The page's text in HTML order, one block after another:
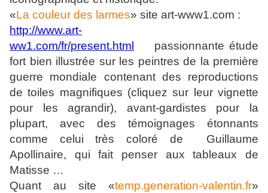
«La couleur des larmes» site art-www1.com :
http://www.art-
ww1.com/fr/present.html
passionnante étude
fort bien illustrée sur les peintres de la première
guerre mondiale contenant des reproductions
de toiles magnifiques (cliquez sur leur vignette
pour les agrandir), avant-gardistes pour la
plupart, avec des témoignages étonnants
comme celui très coloré de
Guillaume
Apollinaire, qui fait penser aux tableaux de
Matisse …
Quant au site «temp.generation-valentin.fr»